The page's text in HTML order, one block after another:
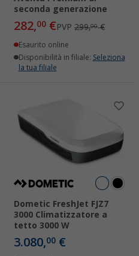
seconda generazione
282,00 €PVP 299,00€
Esaurito online
Disponibilità in filiale: Seleziona
la tua filiale
Dometic FreshJet FJZ7
3000 Climatizzatore a
tetto 3000 W
3.080,00 €